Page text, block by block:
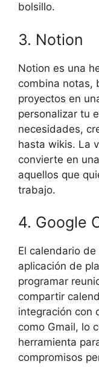
bolsillo.
3. Notion
Notion es una
combina notas,
proyectos en
personalizar tu
necesidades,
hasta wikis. La
convierte en
aquellos que
trabajo.
4. Google
El calendario
aplicación de
programar
compartir
integración con
como Gmail, lo
herramienta
compromisos